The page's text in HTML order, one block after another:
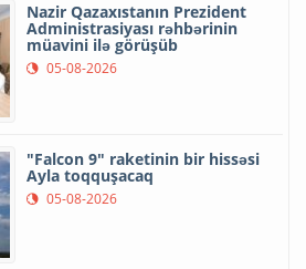
Nazir Qazaxıstanın Prezident
Administrasiyası rəhbərinin
müavini ilə görüşüb
05-08-2026
"Falcon 9" raketinin bir hissəsi
Ayla toqquşacaq
05-08-2026